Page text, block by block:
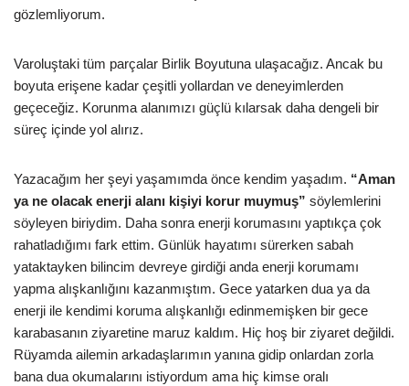
gözlemliyorum.
Varoluştaki tüm parçalar Birlik Boyutuna ulaşacağız. Ancak bu
boyuta erişene kadar çeşitli yollardan ve deneyimlerden
geçeceğiz. Korunma alanımızı güçlü kılarsak daha dengeli bir
süreç içinde yol alırız.
Yazacağım her şeyi yaşamımda önce kendim yaşadım. “Aman
ya ne olacak enerji alanı kişiyi korur muymuş” söylemlerini
söyleyen biriydim. Daha sonra enerji korumasını yaptıkça çok
rahatladığımı fark ettim. Günlük hayatımı sürerken sabah
yataktayken bilincim devreye girdiği anda enerji korumamı
yapma alışkanlığını kazanmıştım. Gece yatarken dua ya da
enerji ile kendimi koruma alışkanlığı edinmemişken bir gece
karabasanın ziyaretine maruz kaldım. Hiç hoş bir ziyaret değildi.
Rüyamda ailemin arkadaşlarımın yanına gidip onlardan zorla
bana dua okumalarını istiyordum ama hiç kimse oralı